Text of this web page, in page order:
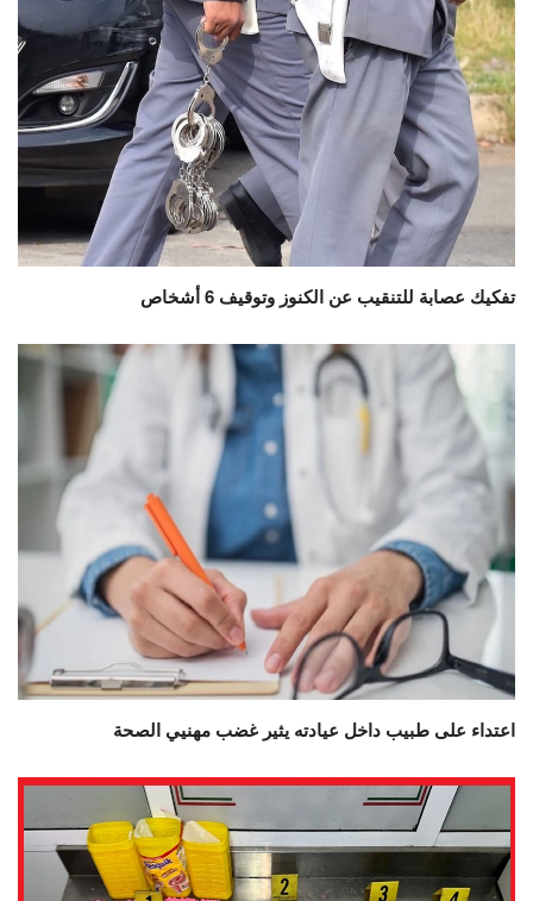
تفكيك عصابة للتنقيب عن الكنوز وتوقيف 6 أشخاص
اعتداء على طبيب داخل عيادته يثير غضب مهنيي الصحة